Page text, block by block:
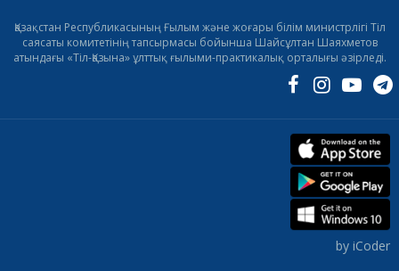
Қазақстан Республикасының Ғылым және жоғары білім министрлігі Тіл
саясаты комитетінің тапсырмасы бойынша Шайсұлтан Шаяхметов
атындағы «Тіл-Қазына» ұлттық ғылыми-практикалық орталығы әзірледі.
by iCoder